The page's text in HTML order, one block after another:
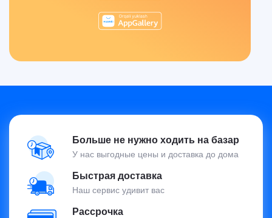
Больше не нужно ходить на базар
У нас выгодные цены и доставка до дома
Быстрая доставка
Наш сервис удивит вас
Рассрочка